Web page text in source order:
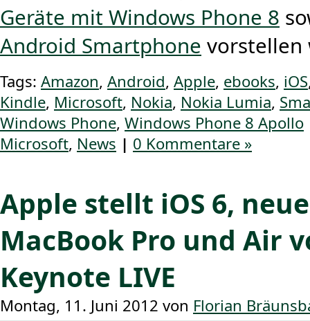
Geräte mit Windows Phone 8
Android Smartphone vorstellen
Tags: Amazon, Android, Apple, ebooks, iOS
Kindle, Microsoft, Nokia, Nokia Lumia,
Windows Phone, Windows Phone 8 Apollo
Microsoft, News | 0 Kommentare »
Apple stellt iOS 6,
MacBook Pro und Air
Keynote LIVE
Montag, 11. Juni 2012 von Florian